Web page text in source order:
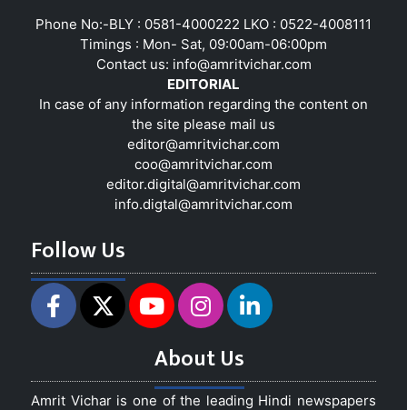
Phone No:-BLY : 0581-4000222 LKO : 0522-4008111
Timings : Mon- Sat, 09:00am-06:00pm
Contact us: info@amritvichar.com
EDITORIAL
In case of any information regarding the content on
the site please mail us
editor@amritvichar.com
coo@amritvichar.com
editor.digital@amritvichar.com
info.digtal@amritvichar.com
Follow Us
About Us
Amrit Vichar is one of the leading Hindi newspapers